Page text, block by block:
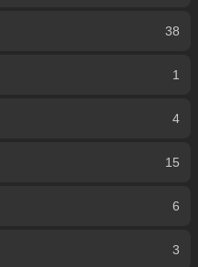
38
1
4
15
6
3